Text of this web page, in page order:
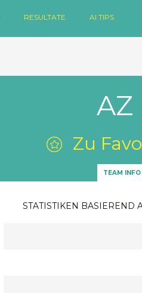
RESULTATE AI TIPS
AZ
Zu
TEAM INFO
STATISTIKEN BASIEREND